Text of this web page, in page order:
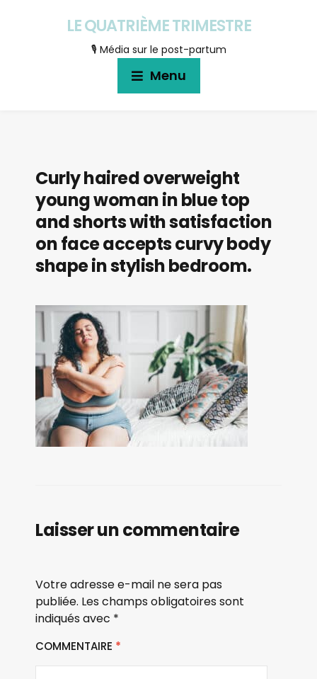
LE QUATRIÈME TRIMESTRE
🎙 Média sur le post-partum
Menu
Curly haired overweight
young woman in blue top
and shorts with satisfaction
on face accepts curvy body
shape in stylish bedroom.
Laisser un commentaire
Votre adresse e-mail ne sera pas
publiée. Les champs obligatoires sont
indiqués avec *
COMMENTAIRE *